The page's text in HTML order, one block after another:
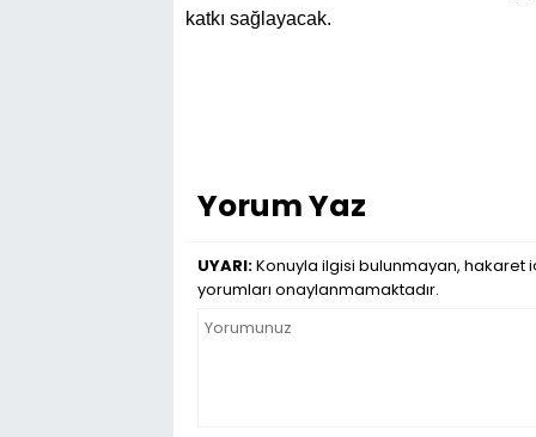
katkı sağlayacak.
Yorum Yaz
UYARI:Konuyla ilgisi bulunmayan, hakaret
yorumları onaylanmamaktadır.